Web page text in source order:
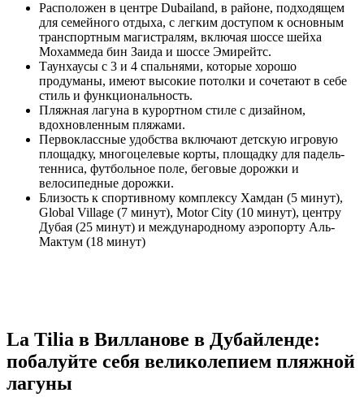
Расположен в центре Dubailand, в районе, подходящем
для семейного отдыха, с легким доступом к основным
транспортным магистралям, включая шоссе шейха
Мохаммеда бин Заида и шоссе Эмирейтс.
Таунхаусы с 3 и 4 спальнями, которые хорошо
продуманы, имеют высокие потолки и сочетают в себе
стиль и функциональность.
Пляжная лагуна в курортном стиле с дизайном,
вдохновленным пляжами.
Первоклассные удобства включают детскую игровую
площадку, многоцелевые корты, площадку для падель-
тенниса, футбольное поле, беговые дорожки и
велосипедные дорожки.
Близость к спортивному комплексу Хамдан (5 минут),
Global Village (7 минут), Motor City (10 минут), центру
Дубая (25 минут) и международному аэропорту Аль-
Мактум (18 минут)
La Tilia в Вилланове в Дубайленде:
побалуйте себя великолепием пляжной
лагуны